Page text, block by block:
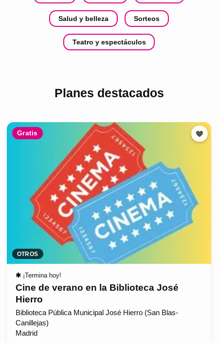
Salud y belleza Sorteos
Teatro y espectáculos
Planes destacados
Gratis
OTROS
✱ ¡Termina hoy!
Cine de verano en la Biblioteca José
Hierro
Biblioteca Pública Municipal José Hierro (San Blas-
Canillejas)
Madrid